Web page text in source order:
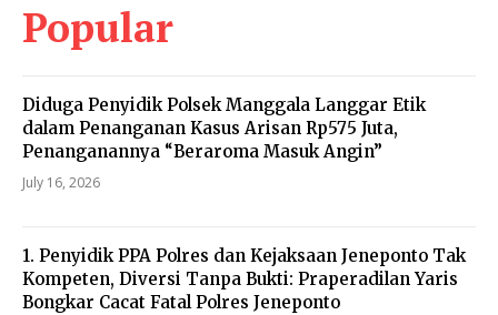
Popular
Diduga Penyidik Polsek Manggala Langgar Etik
dalam Penanganan Kasus Arisan Rp575 Juta,
Penanganannya “Beraroma Masuk Angin”
July 16, 2026
1. Penyidik PPA Polres dan Kejaksaan Jeneponto Tak
Kompeten, Diversi Tanpa Bukti: Praperadilan Yaris
Bongkar Cacat Fatal Polres Jeneponto